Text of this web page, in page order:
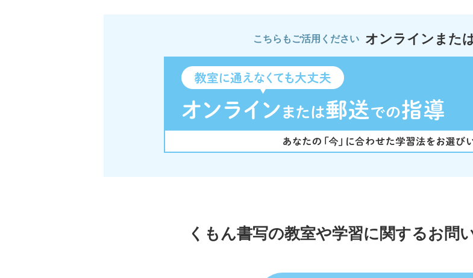
こちらもご活用ください オンラインまた
くもん書写の教室や学習に関するお問